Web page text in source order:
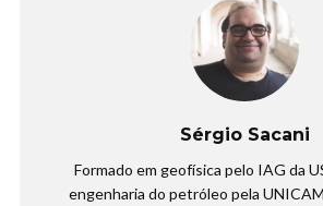
Sérgio Sacani
Formado em geofísica pelo IAG da
engenharia do petróleo pela